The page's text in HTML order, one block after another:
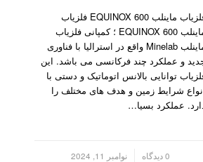
فلزیاب ماینلب EQUINOX 600 فلزیاب
ماینلب EQUINOX 600 ؛ کمپانی فلزیاب
ماینلب Minelab واقع در استرالیا با فناوری
و عملکرد چند فرکانسی می باشد. این
توانایی بالانس اتوماتیک و دستی با
شرایط زمین و هدف های مختلف را
عملکرد بسیا…
0 دیدگاه نوامبر 11, 2024